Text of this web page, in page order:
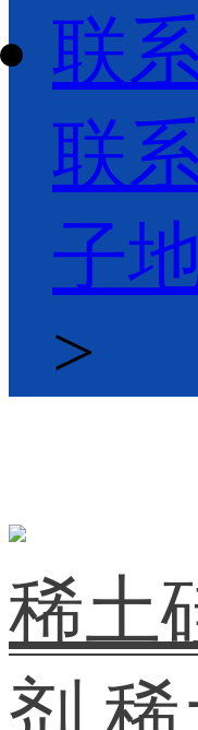
联
联
子
>
稀土